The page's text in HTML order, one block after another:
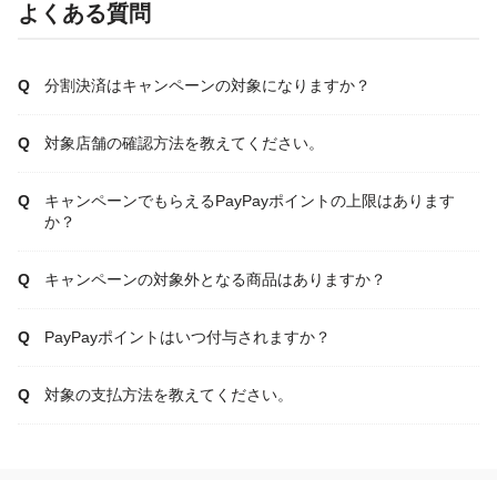
よくある質問
分割決済はキャンペーンの対象になりますか？
対象店舗の確認方法を教えてください。
キャンペーンでもらえるPayPayポイントの上限はあります
か？
キャンペーンの対象外となる商品はありますか？
PayPayポイントはいつ付与されますか？
対象の支払方法を教えてください。